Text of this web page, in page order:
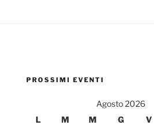
PROSSIMI EVENTI
Agosto 2026
L
M M G V